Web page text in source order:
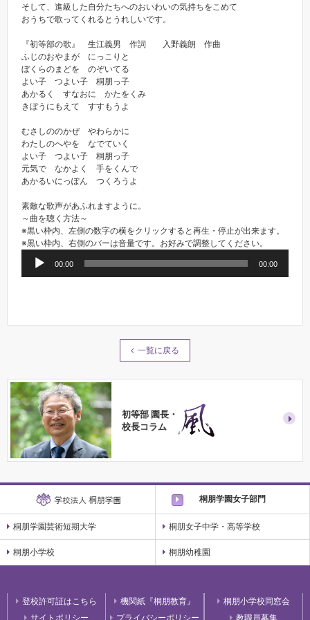
そして、進級した自分たちへのおいわいの気持ちをこめて
おうちで歌ってくれるとうれしいです。
『初等部の歌』 生江義男 作詞 入野義朗 作曲
ふじのおやまが にっこりと
ぼくらのまどを のぞいてる
よい子 つよい子 桐朋っ子
あかるく すなおに かたをくみ
きぼうにもえて すすもうよ
むさしののかぜ やわらかに
わたしのへやを なでていく
よい子 つよい子 桐朋っ子
元気で なかよく 手をくんで
あかるいにっぽん つくろうよ
素敵な歌声があふれますように。
～曲を聴く方法～
※黒い枠内、左側の数字の横をクリックすると再生・停止が出来ます。
※黒い枠内、右側のバーは音量です。お好みで調整してください。
プ
00:00 00:00
一覧に戻る
初等部 園長・
校長コラム
桐朋学園女子部門
桐朋学園芸術短期大学 桐朋女子中学・高等学校
桐朋小学校 桐朋幼稚園
登校許可証はこちら 機関紙『桐朋教育』
桐朋小学校同窓会
サイトポリシー
プライバシーポリシー 教職員募集